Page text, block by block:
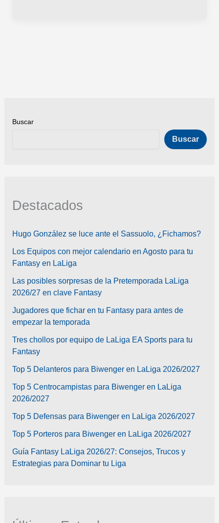
15?
Buscar
Buscar
Destacados
Hugo González se luce ante el Sassuolo, ¿Fichamos?
Los Equipos con mejor calendario en Agosto para tu
Fantasy en LaLiga
Las posibles sorpresas de la Pretemporada LaLiga
2026/27 en clave Fantasy
Jugadores que fichar en tu Fantasy para antes de
empezar la temporada
Tres chollos por equipo de LaLiga EA Sports para tu
Fantasy
Top 5 Delanteros para Biwenger en LaLiga 2026/2027
Top 5 Centrocampistas para Biwenger en LaLiga
2026/2027
Top 5 Defensas para Biwenger en LaLiga 2026/2027
Top 5 Porteros para Biwenger en LaLiga 2026/2027
Guía Fantasy LaLiga 2026/27: Consejos, Trucos y
Estrategias para Dominar tu Liga